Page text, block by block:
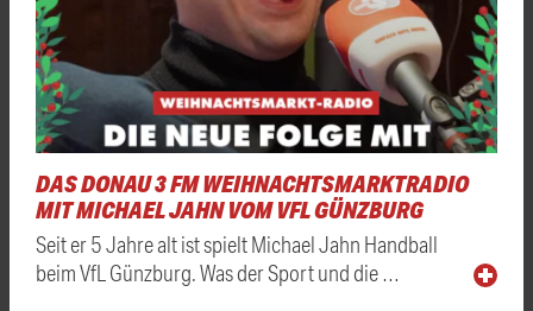
DAS DONAU 3 FM WEIHNACHTSMARKTRADIO
MIT MICHAEL JAHN VOM VFL GÜNZBURG
Seit er 5 Jahre alt ist spielt Michael Jahn Handball
beim VfL Günzburg. Was der Sport und die …